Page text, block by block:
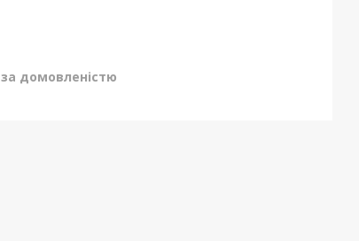
за домовленістю